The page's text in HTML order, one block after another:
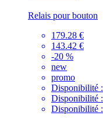
Relais pour bouton
179.28 €
143.42 €
-20 %
new
promo
Disponibilité :
Disponibilité :
Disponibilité :